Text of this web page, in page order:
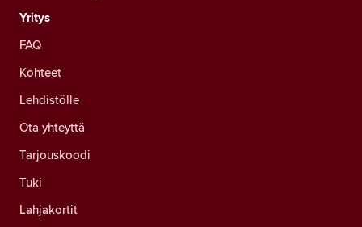
Yritys
FAQ
Kohteet
Lehdistölle
Ota yhteyttä
Tarjouskoodi
Tuki
Lahjakortit